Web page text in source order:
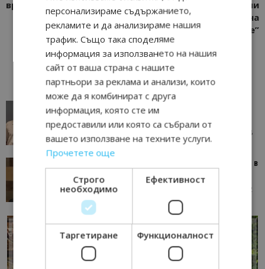
време
туризма, връчи
отличието “Изборът на
българите”
окаже по-трудна за...
AI Travel Economy с Елица Стоилова 05/08/2026 08:28
Тим Браун: Хотелите губят пари заради грешки в
данните и липсващи...
AI Travel Economy с Елица Стоилова 13/07/2026 09:02
персонализираме съдържанието,
рекламите и да анализираме нашия
трафик. Също така споделяме
информация за използването на нашия
сайт от ваша страна с нашите
партньори за реклама и анализи, които
може да я комбинират с друга
информация, която сте им
предоставили или която са събрали от
вашето използване на техните услуги.
Прочетете още
Строго
необходимо
Ефективност
Таргетиране Функционалност